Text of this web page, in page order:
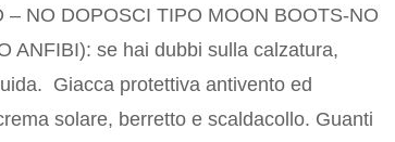
– NO DOPOSCI TIPO MOON BOOTS-NO
ANFIBI): se hai dubbi sulla calzatura,
Giacca protettiva antivento ed
solare, berretto e scaldacollo. Guanti